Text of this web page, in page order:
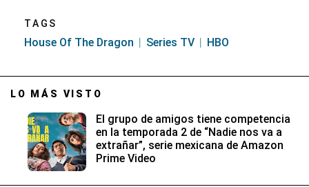
TAGS
House Of The Dragon Series TV HBO
LO MÁS VISTO
El grupo de amigos tiene competencia
en la temporada 2 de “Nadie nos va a
extrañar”, serie mexicana de Amazon
Prime Video